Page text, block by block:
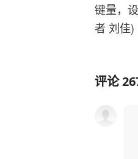
键量，
者 刘佳)
评论